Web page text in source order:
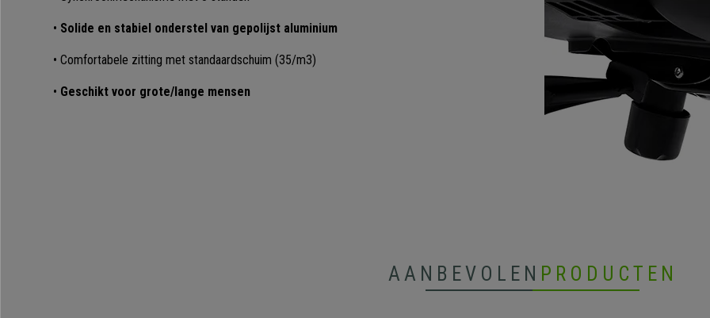
• Solide en stabiel onderstel van gepolijst aluminium
• Comfortabele zitting met standaardschuim (35/m3)
• Geschikt voor grote/lange mensen
AANBEVOLEN PRODUCTEN